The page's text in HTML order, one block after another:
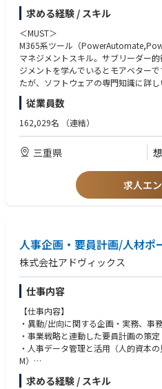
①人に依存している作業の自動化、
ト
・社内関係部署へのヒアリングと属
・業務フローの可視化と課題整理
・施策立案と解決に向けた開発及び実
・セキュリティ・ガバナンス遵守及び
・効果検証と展開
・全体スケジュール管理
②部内DX留学生研修立ち上げ（市民開
・研修プログラムの企画・立ち上げ
・現場実践テーマの伴走支援
・部内DX SPOサイト運営
求める経験 / スキル
＜MUST＞
M365系ツール（
マネジメントスキル。サブリーダー
ジメントを学んでいるとモアベター
たが、ソフトウェアの専門知識に詳し
必要はあまりなく、プロジェクトマネ
方でも勤まる業務内容です。
Pythonがわかればなお良いです。
従業員数
162,029名 （連結）
三重県
求人エ
人事企画・要員計画/人材ポ
株式会社アドヴィックス
仕事内容
【仕事内容】
・異動/出向に関する企画・実務、事
・事業戦略と連動した要員計画の策定
・人事データ管理と活用（人的資本
M）
・人材ポートフォリオの構想と導入
求める経験 / スキル